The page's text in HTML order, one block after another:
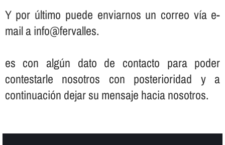
Y por último puede enviarnos un correo ví­a e-
mail a info@fervalles.
es con algún dato de contacto para poder
contestarle nosotros con posterioridad y a
continuación dejar su mensaje hacia nosotros.